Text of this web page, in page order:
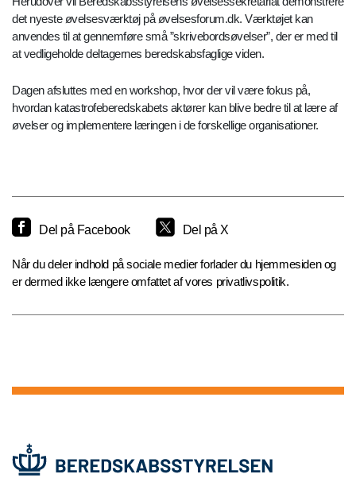
det nyeste øvelsesværktøj på øvelsesforum.dk. Værktøjet kan
anvendes til at gennemføre små ”skrivebordsøvelser”, der er med til
at vedligeholde deltagernes beredskabsfaglige viden.
Dagen afsluttes med en workshop, hvor der vil være fokus på,
hvordan katastrofeberedskabets aktører kan blive bedre til at lære af
øvelser og implementere læringen i de forskellige organisationer.
Del på Facebook Del på X
Når du deler indhold på sociale medier forlader du hjemmesiden og
er dermed ikke længere omfattet af vores privatlivspolitik.